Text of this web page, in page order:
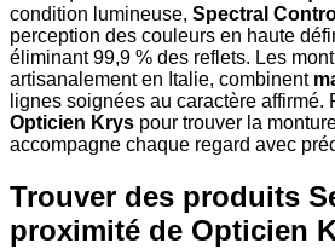
condition lumineuse, Spectral
perception des couleurs en haute
éliminant 99,9 % des reflets. Les
artisanalement en Italie, combinent
lignes soignées au caractère affirmé.
Opticien Krys pour trouver la
accompagne chaque regard avec
Trouver des produits
proximité de Opticien